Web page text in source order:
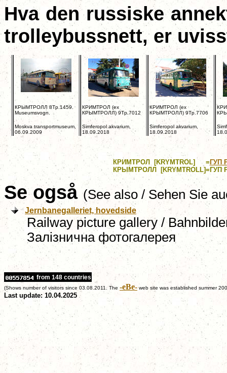
Hva den russiske
trolleybussnett, er
КPЫMТРОЛЛ 8Tp.1459.
Museumsvogn.
Moskva transportmuseum,
06.09.2009
КPИMТРОЛ (ex
КPЫMТРОЛЛ) 9Tp.7012
Simferopol akvarium,
18.09.2018
КPИMТРОЛ (ex
КPЫMТРОЛЛ) 9Tp.7706
Simferopol akvarium,
18.09.2018
КPИ
КP
КPИMТРОЛ [KRYMTROL] =ГУП
КPЫ MТРОЛЛ [KRYMTROLL]=ГУП
Se også (See also / Sehen Sie
Jernbanegalleriet, hovedside
Railway picture gallery /
Залізничнафотогалерея
from 148 countries
(Shows number of visitors since 03.08.2011. The -eBe- web site was established summer
Last update: 10.04.2025